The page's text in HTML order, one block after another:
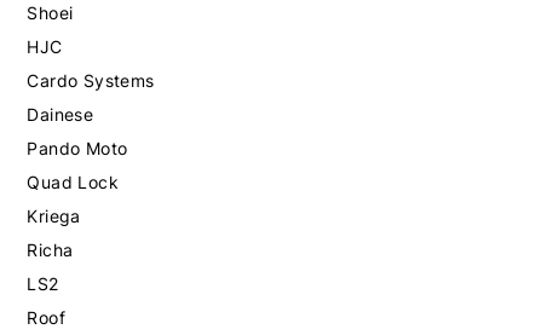
Shoei
HJC
Cardo Systems
Dainese
Pando Moto
Quad Lock
Kriega
Richa
LS2
Roof